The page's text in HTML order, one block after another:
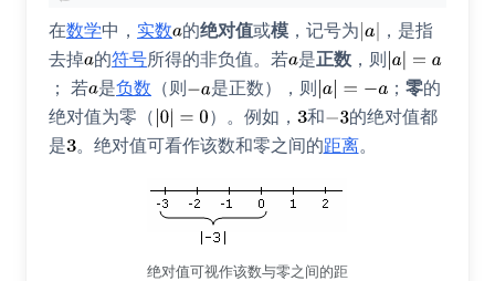
在数学中， 实数 的绝对值或模 ，记号为
，是指
去掉 的符号所得的非负值。若 是正数 ，则
； 若 是负数 （则 是正数），则 ； 零的
绝对值为零（
）。例如， 和
的绝对值都
是 。绝对值可看作该数和零之间的距离。
绝对值可视作该数与零之间的距